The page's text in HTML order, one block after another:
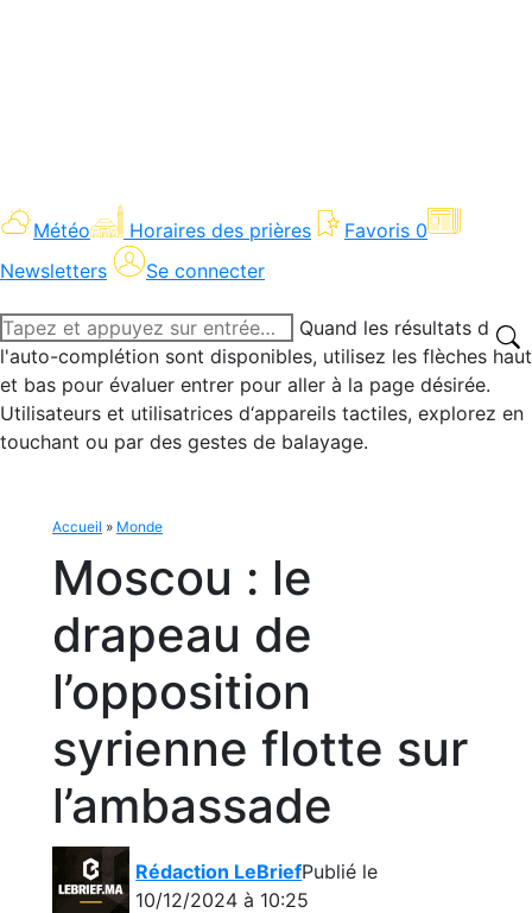
Météo Horaires des prières Favoris 0
Newsletters
Se connecter
Recherche
:
Quand les résultats de
l'auto-complétion sont disponibles, utilisez les flèches haut
et bas pour évaluer entrer pour aller à la page désirée.
Utilisateurs et utilisatrices d‘appareils tactiles, explorez en
touchant ou par des gestes de balayage.
Accueil » Monde
Moscou : le
drapeau de
l’opposition
syrienne flotte sur
l’ambassade
Rédaction LeBriefPublié le
10/12/2024 à 10:25